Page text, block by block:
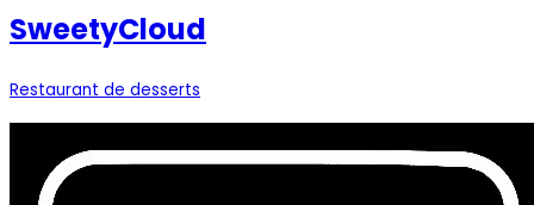
SweetyCloud
Restaurant de desserts